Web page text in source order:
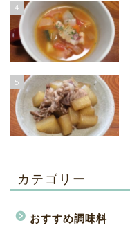
4
5
カテゴリー
おすすめ調味料